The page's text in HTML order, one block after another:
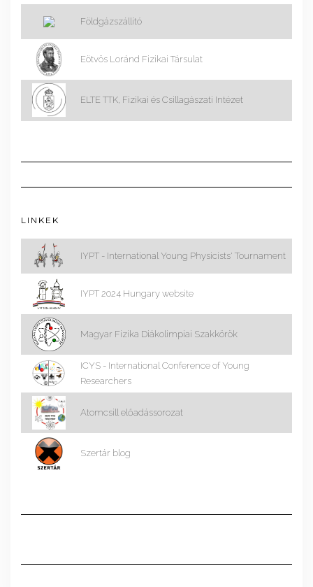
Földgázszállító
Eötvös Loránd Fizikai Társulat
ELTE TTK, Fizikai és Csillagászati Intézet
LINKEK
IYPT - International Young Physicists' Tournament
IYPT 2024 Hungary website
Magyar Fizika Diákolimpiai Szakkörök
ICYS - International Conference of Young
Researchers
Atomcsill előadássorozat
Szertár blog